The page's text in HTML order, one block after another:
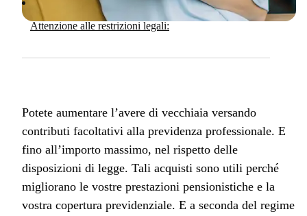
Potete aumentare l’avere di vecchiaia versando
contributi facoltativi alla previdenza professionale. E
fino all’importo massimo, nel rispetto delle
disposizioni di legge. Tali acquisti sono utili perché
migliorano le vostre prestazioni pensionistiche e la
vostra copertura previdenziale. E a seconda del regime
Attenzione alle restrizioni legali: